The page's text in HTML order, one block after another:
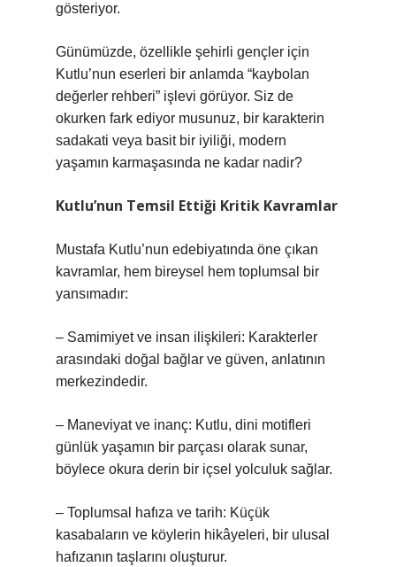
gösteriyor.
Günümüzde, özellikle şehirli gençler için
Kutlu’nun eserleri bir anlamda “kaybolan
değerler rehberi” işlevi görüyor. Siz de
okurken fark ediyor musunuz, bir karakterin
sadakati veya basit bir iyiliği, modern
yaşamın karmaşasında ne kadar nadir?
Kutlu’nun Temsil Ettiği Kritik Kavramlar
Mustafa Kutlu’nun edebiyatında öne çıkan
kavramlar, hem bireysel hem toplumsal bir
yansımadır:
– Samimiyet ve insan ilişkileri: Karakterler
arasındaki doğal bağlar ve güven, anlatının
merkezindedir.
– Maneviyat ve inanç: Kutlu, dini motifleri
günlük yaşamın bir parçası olarak sunar,
böylece okura derin bir içsel yolculuk sağlar.
– Toplumsal hafıza ve tarih: Küçük
kasabaların ve köylerin hikâyeleri, bir ulusal
hafızanın taşlarını oluşturur.